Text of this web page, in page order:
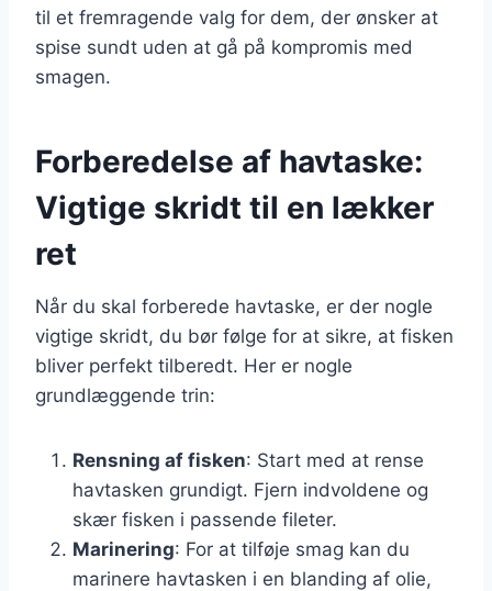
til et fremragende valg for dem, der ønsker at
spise sundt uden at gå på kompromis med
smagen.
Forberedelse af havtaske:
Vigtige skridt til en lækker
ret
Når du skal forberede havtaske, er der nogle
vigtige skridt, du bør følge for at sikre, at fisken
bliver perfekt tilberedt. Her er nogle
grundlæggende trin:
Rensning af fisken: Start med at rense
havtasken grundigt. Fjern indvoldene og
skær fisken i passende fileter.
Marinering: For at tilføje smag kan du
marinere havtasken i en blanding af olie,